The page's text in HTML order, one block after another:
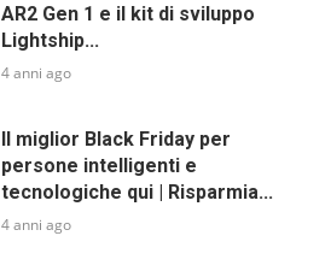
AR2 Gen 1 e il kit di sviluppo
Lightship...
4 anni ago
Il miglior Black Friday per
persone intelligenti e
tecnologiche qui | Risparmia...
4 anni ago